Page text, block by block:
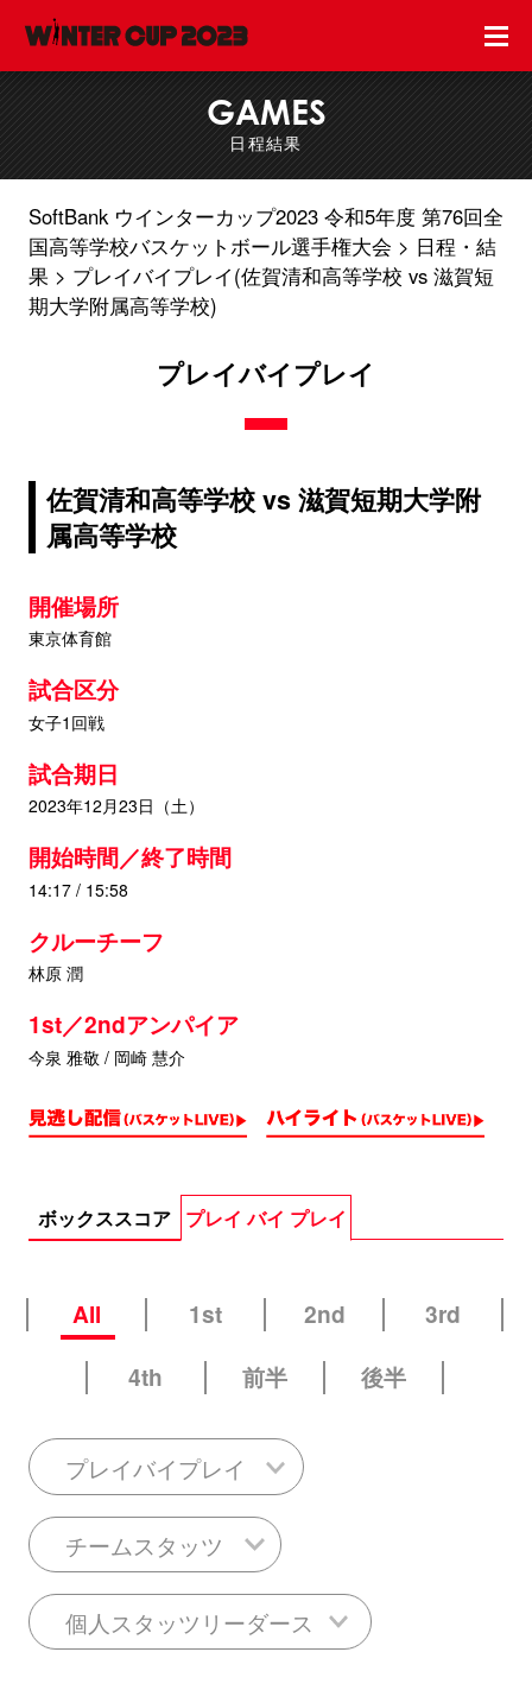
GAMES
日程結果
SoftBank ウインターカップ2023 令和5年度 第76回全
国高等学校バスケットボール選手権大会
日程・結
果
プレイバイプレイ(佐賀清和高等学校 vs 滋賀短
期大学附属高等学校)
プレイバイプレイ
佐賀清和高等学校 vs 滋賀短期大学附
属高等学校
開催場所
東京体育館
試合区分
女子1回戦
試合期日
2023年12月23日（土）
開始時間／終了時間
14:17 / 15:58
クルーチーフ
林原 潤
1st／2ndアンパイア
今泉 雅敬 / 岡崎 慧介
ボックススコア プレイ バイ プレイ
All 1st 2nd
3rd
4th
前半 後半
プレイバイプレイ
チームスタッツ
個人スタッツリーダース